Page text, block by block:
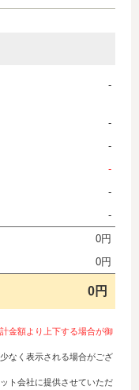
-
-
-
-
-
-
0円
0円
0円
金額より上下する場合が御
なく表示される場合がござ
ト会社に提供させていただ